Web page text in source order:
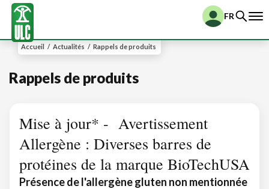
FR
Accueil / Actualités / Rappels de produits
Rappels de produits
Mise à jour* - Avertissement
Allergène : Diverses barres de
protéines de la marque BioTechUSA
Présence de l'allergène gluten non mentionnée